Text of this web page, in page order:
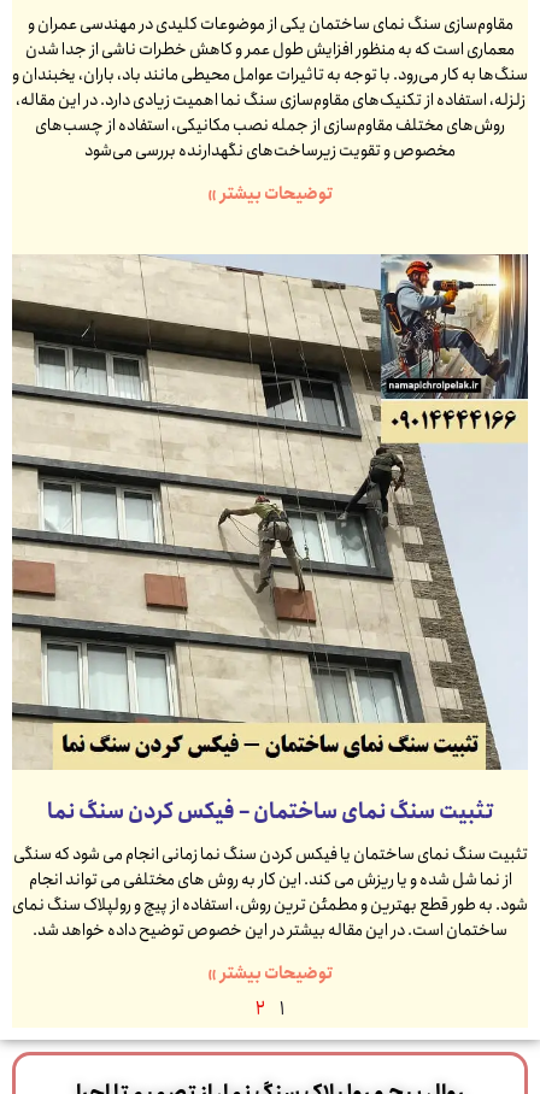
مقاوم‌سازی سنگ نمای ساختمان یکی از موضوعات کلیدی در مهندسی عمران و
معماری است که به منظور افزایش طول عمر و کاهش خطرات ناشی از جدا شدن
سنگ‌ها به کار می‌رود. با توجه به تاثیرات عوامل محیطی مانند باد، باران، یخبندان و
زلزله، استفاده از تکنیک‌های مقاوم‌سازی سنگ نما اهمیت زیادی دارد. در این مقاله،
روش‌های مختلف مقاوم‌سازی از جمله نصب مکانیکی، استفاده از چسب‌های
مخصوص و تقویت زیرساخت‌های نگهدارنده بررسی می‌شود
توضیحات بیشتر »
تثبیت سنگ نمای ساختمان – فیکس کردن سنگ نما
تثبیت سنگ نمای ساختمان یا فیکس کردن سنگ نما زمانی انجام می شود که سنگی
از نما شل شده و یا ریزش می کند. این کار به روش های مختلفی می تواند انجام
شود. به طور قطع بهترین و مطمئن ترین روش، استفاده از پیچ و رولپلاک سنگ نمای
ساختمان است. در این مقاله بیشتر در این خصوص توضیح داده خواهد شد.
توضیحات بیشتر »
1
2